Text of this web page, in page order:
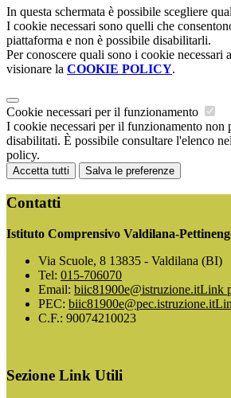
In questa schermata è possibile scegliere
I cookie necessari sono quelli che
piattaforma e non è possibile disabilitarli.
Per conoscere quali sono i cookie necessari
visionare la COOKIE POLICY.
Cookie necessari per il funzionamento
I cookie necessari per il funzionamento non
disabilitati. È possibile consultare l'elenco
policy.
Accetta tutti Salva le preferenze
Contatti
Istituto Comprensivo Valdilana-
Via Scuole, 8 13835 - Valdilana (BI)
Tel: 015-706070
Email: biic81900e@istruzione.itLink
PEC: biic81900e@pec.istruzione.it
C.F.: 90074210023
Sezione Link Utili